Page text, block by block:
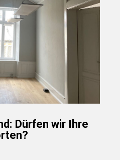
Dürfen wir Ihre